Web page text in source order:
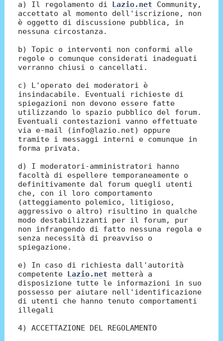
a) Il regolamento di Lazio.net Community,
accettato al momento dell'iscrizione, non
è oggetto di discussione pubblica, in
nessuna circostanza.
b) Topic o interventi non conformi alle
regole o comunque considerati inadeguati
verranno chiusi o cancellati.
c) L'operato dei moderatori è
insindacabile. Eventuali richieste di
spiegazioni non devono essere fatte
utilizzando lo spazio pubblico del forum.
Eventuali contestazioni vanno effettuate
via e-mail (info@lazio.net) oppure
tramite i messaggi interni e comunque in
forma privata.
d) I moderatori-amministratori hanno
facoltà di espellere temporaneamente o
definitivamente dal forum quegli utenti
che, con il loro comportamento
(atteggiamento polemico, litigioso,
aggressivo o altro) risultino in qualche
modo destabilizzanti per il forum, pur
non infrangendo di fatto nessuna regola e
senza necessità di preavviso o
spiegazione.
e) In caso di richiesta dall'autorità
competente Lazio.net metterà a
disposizione tutte le informazioni in suo
possesso per aiutare nell'identificazione
di utenti che hanno tenuto comportamenti
illegali
4) ACCETTAZIONE DEL REGOLAMENTO